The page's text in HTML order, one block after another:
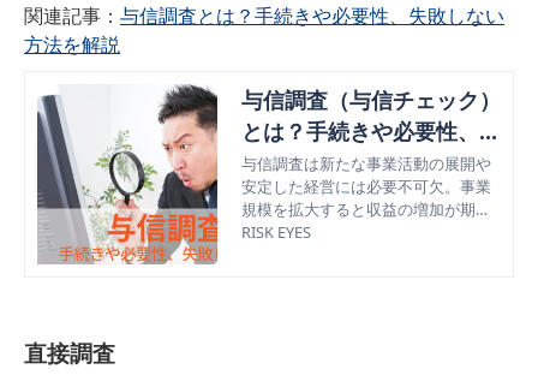
関連記事： 与信調査とは？手続きや必要性、失敗しない
方法を解説
与信調査（与信チェック）
とは？手続きや必要性、失
敗しない方法を解説
与信調査は新たな事業活動の展開や
安定した経営には必要不可欠。事業
規模を拡大すると収益の増加が期待
できる一方で、回収不能な債権を抱
RISK EYES
直接調査